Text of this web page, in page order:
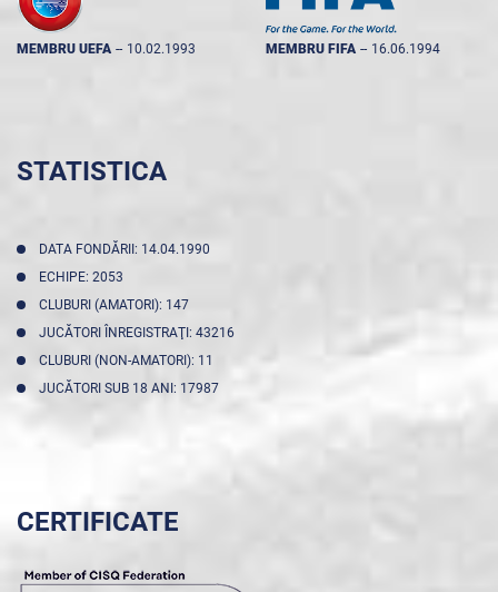
MEMBRU UEFA -- 10.02.1993 MEMBRU FIFA -- 16.06.1994
STATISTICA
DATA FONDĂRII: 14.04.1990
ECHIPE: 2053
CLUBURI (AMATORI): 147
JUCĂTORI ÎNREGISTRAŢI: 43216
CLUBURI (NON-AMATORI): 11
JUCĂTORI SUB 18 ANI: 17987
CERTIFICATE